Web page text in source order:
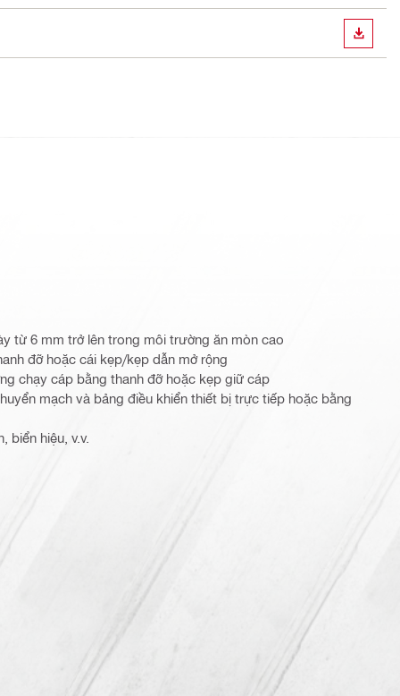
TẢI
từ 6 mm trở lên trong môi trường ăn mòn cao
đỡ hoặc cái kẹp/kẹp dẫn mở rộng
chạy cáp bằng thanh đỡ hoặc kẹp giữ cáp
mạch và bảng điều khiển thiết bị trực tiếp hoặc bằng
biển hiệu, v.v.